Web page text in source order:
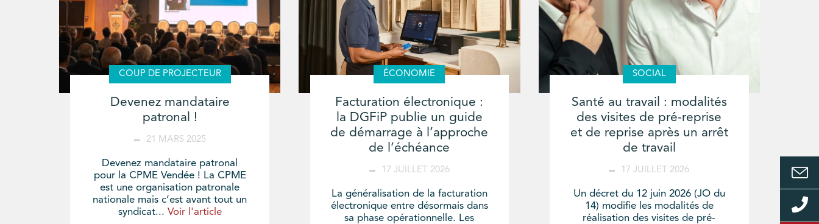
COUP DE PROJECTEUR
Devenez mandataire
patronal !
21 MARS 2025
Devenez mandataire patronal
pour la CPME Vendée ! La CPME
est une organisation patronale
nationale mais c’est avant tout un
syndicat... Voir l'article
ÉCONOMIE
Facturation électronique :
la DGFiP publie un guide
de démarrage à l’approche
de l’échéance
17 JUILLET 2026
La généralisation de la facturation
électronique entre désormais dans
sa phase opérationnelle. Les
SOCIAL
Santé au travail : modalités
des visites de pré-reprise
et de reprise après un arrêt
de travail
17 JUILLET 2026
Un décret du 12 juin 2026 (JO du
14) modifie les modalités de
réalisation des visites de pré-